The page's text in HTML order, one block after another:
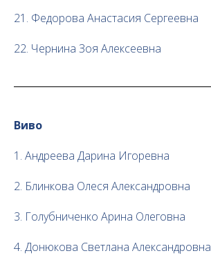
21. Федорова Анастасия Сергеевна
22. Чернина Зоя Алексеевна
Виво
1. Андреева Дарина Игоревна
2. Блинкова Олеся Александровна
3. Голубниченко Арина Олеговна
4. Донюкова Светлана Александровна